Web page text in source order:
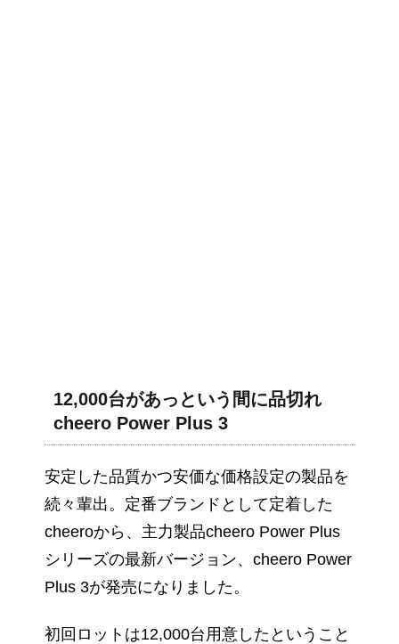
12,000台があっという間に品切れ
cheero Power Plus 3
安定した品質かつ安価な価格設定の製品を
続々輩出。定番ブランドとして定着した
cheeroから、主力製品cheero Power Plus
シリーズの最新バージョン、cheero Power
Plus 3が発売になりました。
初回ロットは12,000台用意したということ